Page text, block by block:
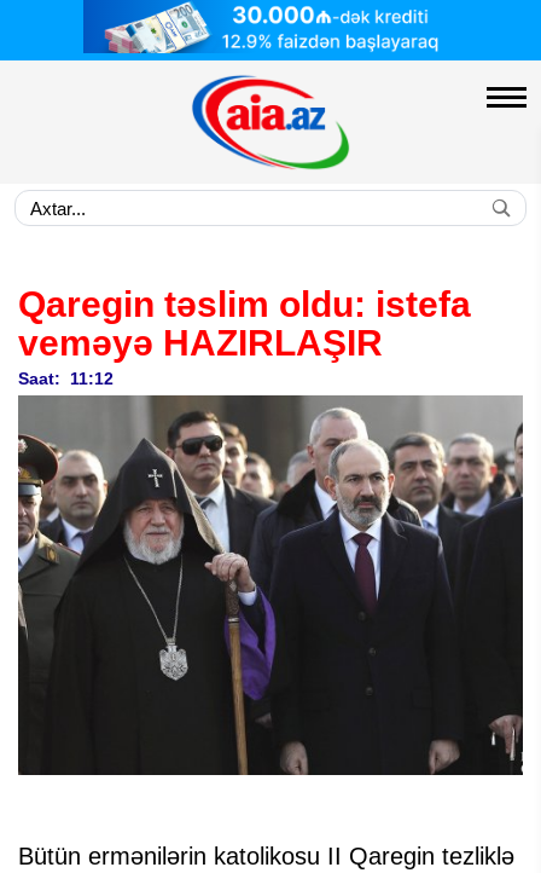
Qaregin təslim oldu: istefa
veməyə HAZIRLAŞIR
Saat: 11:12
Bütün ermənilərin katolikosu II Qaregin tezliklə